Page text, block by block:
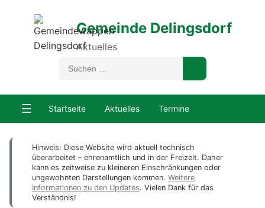
Gemeinde Delingsdorf
Aktuelles
☰ Startseite Aktuelles Termine
Hinweis: Diese Website wird aktuell technisch
überarbeitet – ehrenamtlich und in der Freizeit. Daher
kann es zeitweise zu kleineren Einschränkungen oder
ungewohnten Darstellungen kommen. Weitere
Informationen zu den Updates. Vielen Dank für das
Verständnis!